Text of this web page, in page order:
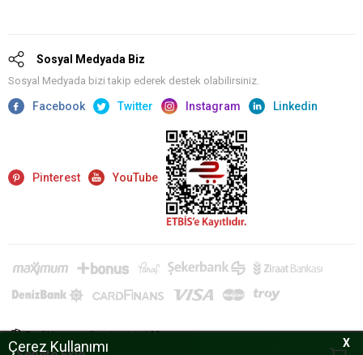
X
Çerez Kullanımı
Sosyal Medyada Biz
Sosyal Medyada bizi takip ederek destek olabilirsiniz.
Facebook Twitter Instagram Linkedin
Pinterest YouTube
Sarf Kurumsal'a giriş içintıklayın.